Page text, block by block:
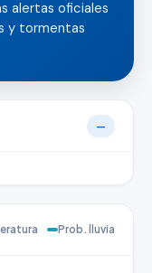
alertas oficiales
y tormentas
—
Prob. lluvia